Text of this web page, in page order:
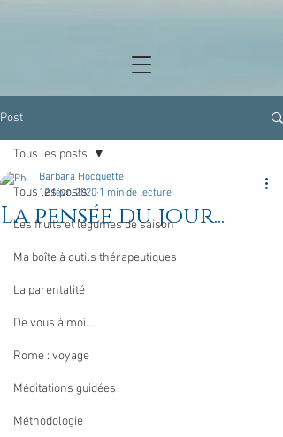
Post
Tous les posts
Les fruits et légumes de saison
Ma boîte à outils thérapeutiques
La parentalité
De vous à moi...
Rome : voyage
Méditations guidées
Méthodologie
Tous les posts
La pensée du jour...
Barbara Hocquette
12 févr. 2020 1 min de lecture